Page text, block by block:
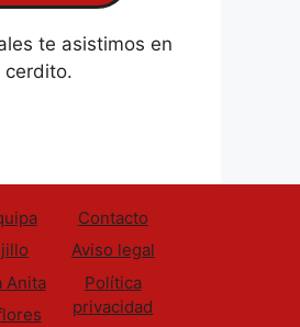
te asistimos en
cerdito.
Anita
Contacto
Aviso legal
Política
privacidad